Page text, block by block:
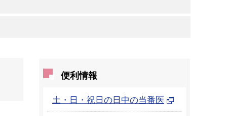
便利情報
土・日・祝日の日中の当番医